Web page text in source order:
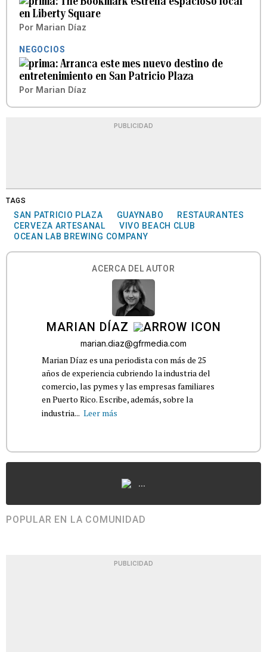
en Liberty Square
Por Marian Díaz
NEGOCIOS
Arranca este mes nuevo destino de
entretenimiento en San Patricio Plaza
Por Marian Díaz
PUBLICIDAD
TAGS
SAN PATRICIO PLAZA GUAYNABO
RESTAURANTES
CERVEZA ARTESANAL
VIVO BEACH CLUB
OCEAN LAB BREWING COMPANY
ACERCA DEL AUTOR
MARIAN DÍAZ
marian.diaz@gfrmedia.com
Marian Díaz es una periodista con más de 25
años de experiencia cubriendo la industria del
comercio, las pymes y las empresas familiares
en Puerto Rico. Escribe, además, sobre la
industria... Leer más
...
POPULAR EN LA COMUNIDAD
PUBLICIDAD